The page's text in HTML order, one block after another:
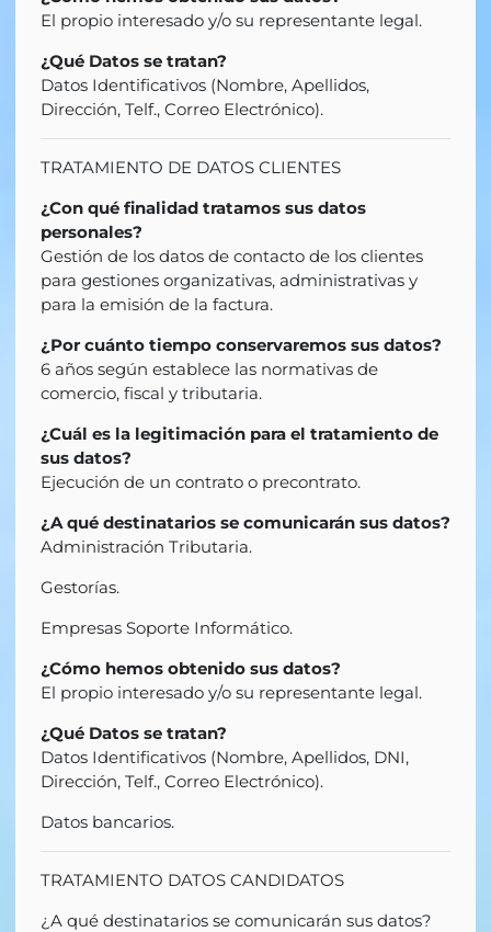
El propio interesado y/o su representante legal.
¿Qué Datos se tratan?
Datos Identificativos (Nombre, Apellidos,
Dirección, Telf., Correo Electrónico).
TRATAMIENTO DE DATOS CLIENTES
¿Con qué finalidad tratamos sus datos
personales?
Gestión de los datos de contacto de los clientes
para gestiones organizativas, administrativas y
para la emisión de la factura.
¿Por cuánto tiempo conservaremos sus datos?
6 años según establece las normativas de
comercio, fiscal y tributaria.
¿Cuál es la legitimación para el tratamiento de
sus datos?
Ejecución de un contrato o precontrato.
¿A qué destinatarios se comunicarán sus datos?
Administración Tributaria.
Gestorías.
Empresas Soporte Informático.
¿Cómo hemos obtenido sus datos?
El propio interesado y/o su representante legal.
¿Qué Datos se tratan?
Datos Identificativos (Nombre, Apellidos, DNI,
Dirección, Telf., Correo Electrónico).
Datos bancarios.
TRATAMIENTO DATOS CANDIDATOS
¿A qué destinatarios se comunicarán sus datos?